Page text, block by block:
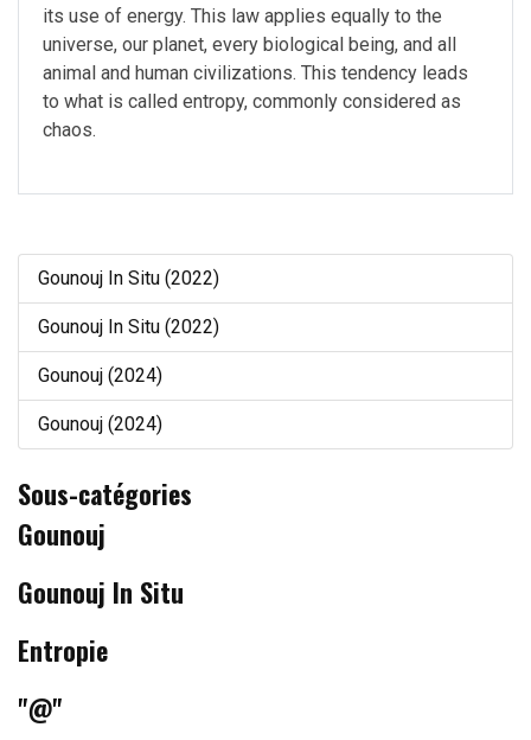
its use of energy. This law applies equally to the
universe, our planet, every biological being, and all
animal and human civilizations. This tendency leads
to what is called entropy, commonly considered as
chaos.
Gounouj In Situ (2022)
Gounouj In Situ (2022)
Gounouj (2024)
Gounouj (2024)
Sous-catégories
Gounouj
Gounouj In Situ
Entropie
"@"